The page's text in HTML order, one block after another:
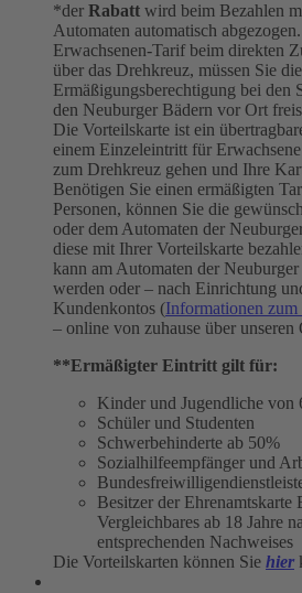
*der Rabatt wird beim Bezahlen
Automaten automatisch
Erwachsenen-Tarif beim direkten
über das Drehkreuz, müssen Sie
Ermäßigungsberechtigung bei den
den Neuburger Bädern vor Ort
Die Vorteilskarte ist ein
einem Einzeleintritt für
zum Drehkreuz gehen und Ihre
Benötigen Sie einen ermäßigten
Personen, können Sie die
oder dem Automaten der
diese mit Ihrer Vorteilskarte
kann am Automaten der
werden oder – nach Einrichtung
Kundenkontos (Informationen
– online von zuhause über unseren
**Ermäßigter Eintritt gilt für:
Kinder und Jugendliche von
Schüler und Studenten
Schwerbehinderte ab 50%
Sozialhilfeempfänger und
Besitzer der Ehrenamtskarte
Vergleichbares ab 18 Jahre
entsprechenden Nachweises
Die Vorteilskarten können Sie hier